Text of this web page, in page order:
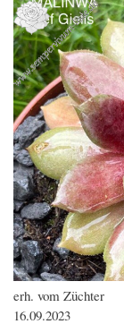
erh. vom Züchter
16.09.2023